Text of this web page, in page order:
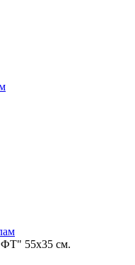
55х35 см.